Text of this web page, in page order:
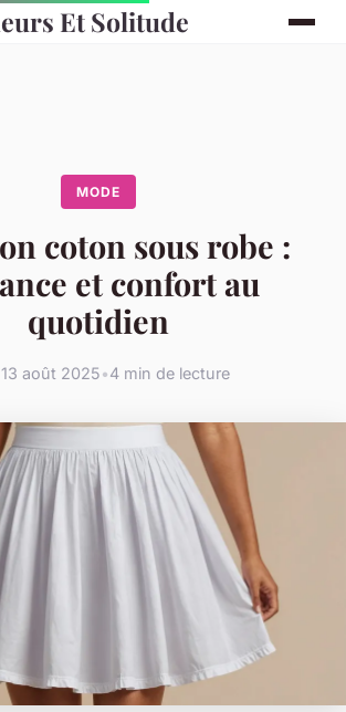
Et Solitude
MODE
coton sous robe :
et confort au
quotidien
13 août 2025•4 min de lecture